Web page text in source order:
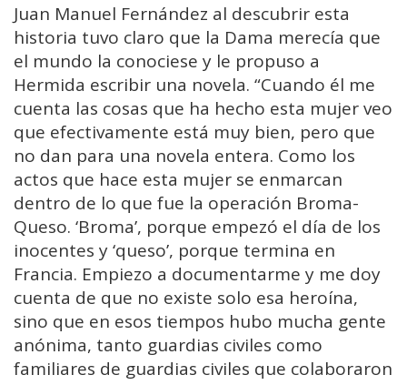
Juan Manuel Fernández al descubrir esta
historia tuvo claro que la Dama merecía que
el mundo la conociese y le propuso a
Hermida escribir una novela. “Cuando él me
cuenta las cosas que ha hecho esta mujer veo
que efectivamente está muy bien, pero que
no dan para una novela entera. Como los
actos que hace esta mujer se enmarcan
dentro de lo que fue la operación Broma-
Queso. ‘Broma’, porque empezó el día de los
inocentes y ‘queso’, porque termina en
Francia. Empiezo a documentarme y me doy
cuenta de que no existe solo esa heroína,
sino que en esos tiempos hubo mucha gente
anónima, tanto guardias civiles como
familiares de guardias civiles que colaboraron